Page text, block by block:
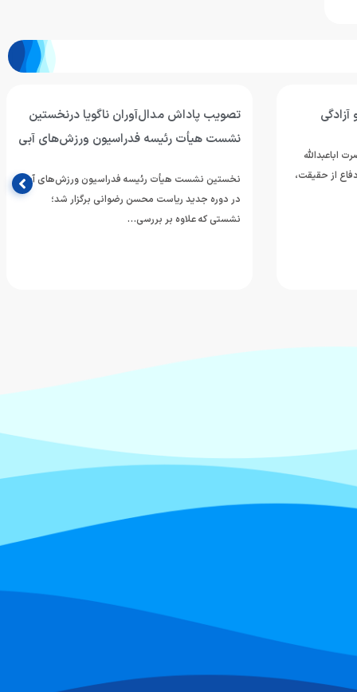
درنخستین
ورزش‌های آبی
شد؛
طاهریان: اردوی روسیه یکی از باکیفیت‌ترین
اردوهای سال‌های اخیر تیم ملی واترپلو بود
سرپرست تیم ملی واترپلوی ایران، اردوی آماده‌سازی این
تیم در کمپ تیم‌های ملی روسیه واقع در شهر
را یکی…